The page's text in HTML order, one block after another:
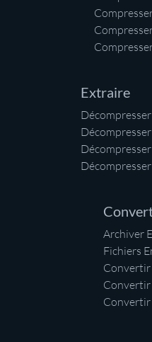
Extraire
Archiver
Fichiers
Convertir
Convertir